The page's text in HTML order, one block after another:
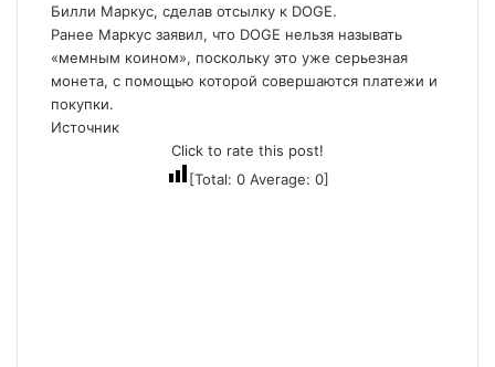
Билли Маркус, сделав отсылку к DOGE.
Ранее Маркус заявил, что DOGE нельзя называть
«мемным коином», поскольку это уже серьезная
монета, с помощью которой совершаются платежи и
покупки.
Источник
Click to rate this post!
[Total: 0Average: 0]